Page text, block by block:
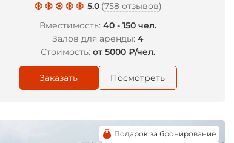
5.0 (758 отзывов)
Вместимость:40 - 150 чел.
Залов для аренды:4
Стоимость:от 5000 ₽/чел.
Заказать Посмотреть
Подарок за бронирование